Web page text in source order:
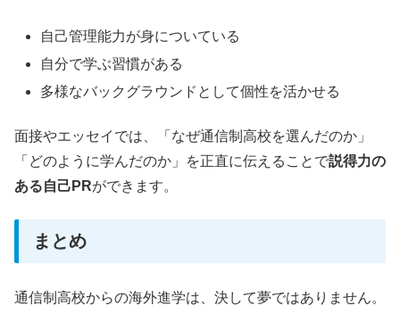
自己管理能力が身についている
自分で学ぶ習慣がある
多様なバックグラウンドとして個性を活かせる
面接やエッセイでは、「なぜ通信制高校を選んだのか」
「どのように学んだのか」を正直に伝えることで説得力の
ある自己PRができます。
まとめ
通信制高校からの海外進学は、決して夢ではありません。